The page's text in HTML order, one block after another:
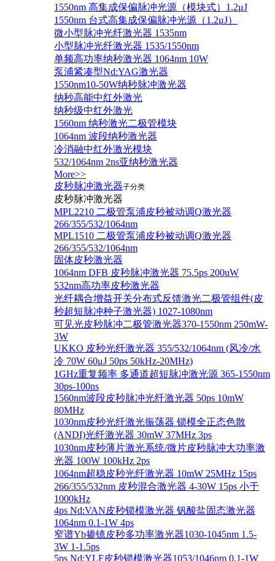
1550nm 高集成保偏脉冲光源（模块式）1.2μJ
1550nm 台式高集成保偏脉冲光源（1.2μJ）
微小型脉冲光纤激光器 1535nm
小型脉冲光纤激光器 1535/1550nm
单频高功率纳秒激光器 1064nm 10W
泵浦紧凑型Nd:YAG激光器
1550nm10-50W纳秒脉冲激光器
纳秒高能中红外激光
纳秒级中红外激光
1560nm 纳秒激光二极管模块
1064nm 波段纳秒激光器
冷消融中红外激光模块
532/1064nm 2ns亚纳秒激光器
More>>
皮秒脉冲激光器子分类
皮秒脉冲激光器
​MPL2210 二极管泵浦皮秒被动调Q激光器
266/355/532/1064nm
MPL1510 二极管泵浦皮秒被动调Q激光器
266/355/532/1064nm
固体皮秒激光器
1064nm DFB 皮秒脉冲激光器 75.5ps 200uW
532nm高功率皮秒激光器
光纤耦合增益开关分布式反馈激光二极管组件(皮
秒超短脉冲种子激光器) 1027-1080nm
可见光皮秒脉冲二极管激光器370-1550nm 250mW-
3W
UKKO 皮秒光纤激光器 355/532/1064nm (风冷/水
冷 70W 60μJ 50ps 50kHz-20MHz)
1GHz重复频率 多通道超短脉冲激光源 365-1550nm
30ps-100ns
1560nm波段皮秒脉冲光纤激光器 50ps 10mW
80MHz
1030nm皮秒光纤激光振荡器 锁模全正态色散
(ANDI)光纤激光器 30mW 37MHz 3ps
1030nm皮秒薄片激光系统/微片皮秒脉冲大功率激
光器 100W 100kHz 2ps
1064nm超稳皮秒光纤激光器 10mW 25MHz 15ps
266/355/532nm 皮秒混合激光器 4-30W 15ps 小于
1000kHz
4ps Nd:VAN皮秒锁模激光器 钒酸盐固态激光器
1064nm 0.1-1W 4ps
窄谱Yb掺镱皮秒多功率激光器1030-1045nm 1.5-
3W 1-1.5ps
5ps Nd:YLF皮秒锁模激光器1053/1046nm 0.1-1W